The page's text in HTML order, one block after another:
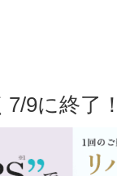
9に終了